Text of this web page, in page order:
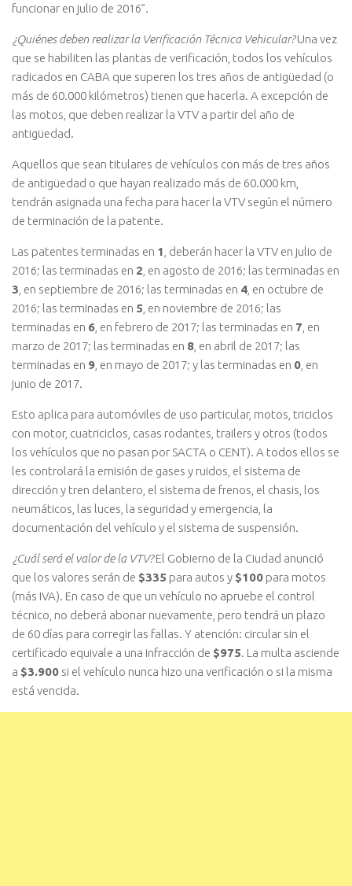
funcionar en julio de 2016”.
¿Quiénes deben realizar la Verificación Técnica Vehicular?Una vez
que se habiliten las plantas de verificación, todos los vehículos
radicados en CABA que superen los tres años de antigüedad (o
más de 60.000 kilómetros) tienen que hacerla. A excepción de
las motos, que deben realizar la VTV a partir del año de
antigüedad.
Aquellos que sean titulares de vehículos con más de tres años
de antigüedad o que hayan realizado más de 60.000 km,
tendrán asignada una fecha para hacer la VTV según el número
de terminación de la patente.
Las patentes terminadas en 1 , deberán hacer la VTV en julio de
2016; las terminadas en 2 , en agosto de 2016; las terminadas en
3 , en septiembre de 2016; las terminadas en 4 , en octubre de
2016; las terminadas en 5 , en noviembre de 2016; las
terminadas en 6 , en febrero de 2017; las terminadas en 7 , en
marzo de 2017; las terminadas en 8 , en abril de 2017; las
terminadas en 9 , en mayo de 2017; y las terminadas en 0 , en
junio de 2017.
Esto aplica para automóviles de uso particular, motos, triciclos
con motor, cuatriciclos, casas rodantes, trailers y otros (todos
los vehículos que no pasan por SACTA o CENT). A todos ellos se
les controlará la emisión de gases y ruidos, el sistema de
dirección y tren delantero, el sistema de frenos, el chasis, los
neumáticos, las luces, la seguridad y emergencia, la
documentación del vehículo y el sistema de suspensión.
¿Cuál será el valor de la VTV?El Gobierno de la Ciudad anunció
que los valores serán de $335 para autos y $100 para motos
(más IVA). En caso de que un vehículo no apruebe el control
técnico, no deberá abonar nuevamente, pero tendrá un plazo
de 60 días para corregir las fallas. Y atención: circular sin el
certificado equivale a una infracción de $975. La multa asciende
a $3.900 si el vehículo nunca hizo una verificación o si la misma
está vencida.